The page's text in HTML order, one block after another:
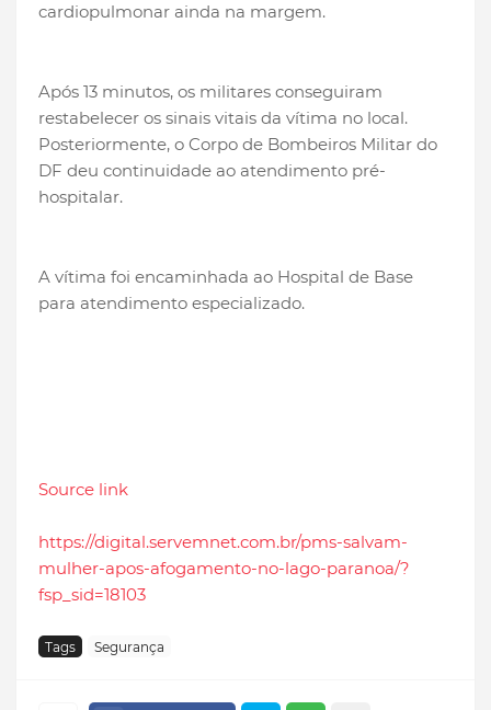
cardiopulmonar ainda na margem.
Após 13 minutos, os militares conseguiram
restabelecer os sinais vitais da vítima no local.
Posteriormente, o Corpo de Bombeiros Militar do
DF deu continuidade ao atendimento pré-
hospitalar.
A vítima foi encaminhada ao Hospital de Base
para atendimento especializado.
Source link
https://digital.servemnet.com.br/pms-salvam-
mulher-apos-afogamento-no-lago-paranoa/?
fsp_sid=18103
Tags Segurança